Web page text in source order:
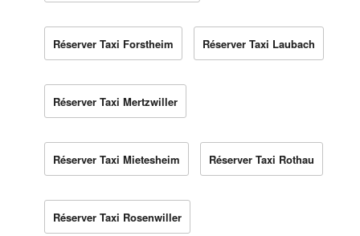
Réserver Taxi Forstheim Réserver Taxi Laubach
Réserver Taxi Mertzwiller
Réserver Taxi Mietesheim Réserver Taxi Rothau
Réserver Taxi Rosenwiller